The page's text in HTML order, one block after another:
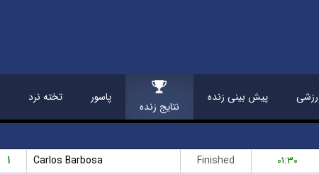
پیش بینی زنده
نتایج زنده
پاسور تخته نرد
۱ Carlos Barbosa Finished
۰۱:۳۰